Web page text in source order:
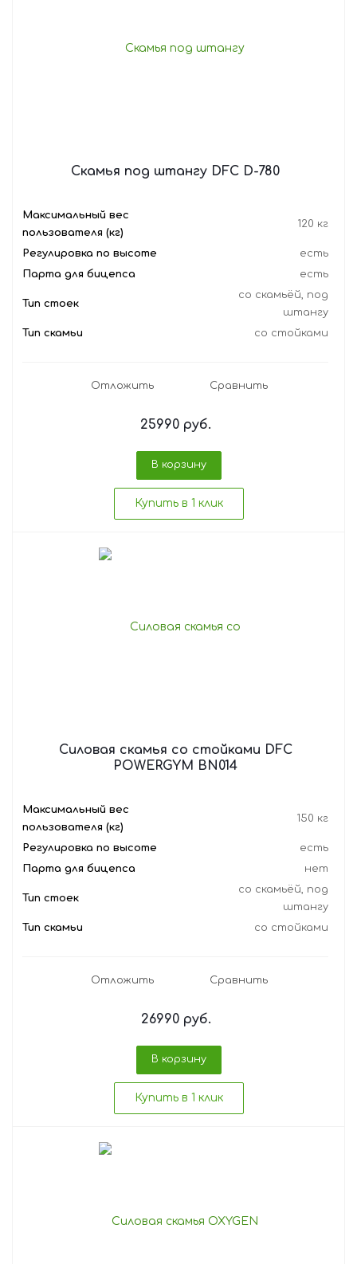
Скамья под штангу DFC D-780
Максимальный вес
пользователя (кг)
120 кг
Регулировка по высоте
есть
Парта для бицепса
есть
Тип стоек
со скамьёй, под
штангу
Тип скамьи
со стойками
Отложить Сравнить
25990 руб.
В корзину
Купить в 1 клик
Силовая скамья со стойками DFC
POWERGYM BN014
Максимальный вес
пользователя (кг)
150 кг
Регулировка по высоте
есть
Парта для бицепса
нет
Тип стоек
со скамьёй, под
штангу
Тип скамьи
со стойками
Отложить Сравнить
26990руб.
В корзину
Купить в 1 клик